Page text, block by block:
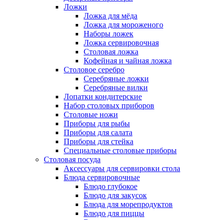
Ложки
Ложка для мёда
Ложка для мороженого
Наборы ложек
Ложка сервировочная
Столовая ложка
Кофейная и чайная ложка
Столовое серебро
Серебряные ложки
Серебряные вилки
Лопатки кондитерские
Набор столовых приборов
Столовые ножи
Приборы для рыбы
Приборы для салата
Приборы для стейка
Специальные столовые приборы
Столовая посуда
Аксессуары для сервировки стола
Блюда сервировочные
Блюдо глубокое
Блюдо для закусок
Блюда для морепродуктов
Блюдо для пиццы